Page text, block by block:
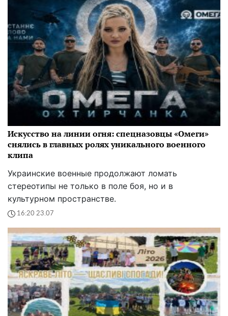
Искусство на линии огня: спецназовцы «Омеги»
снялись в главных ролях уникального военного
клипа
Украинские военные продолжают ломать
стереотипы не только в поле боя, но и в
культурном пространстве.
16:20 23.07